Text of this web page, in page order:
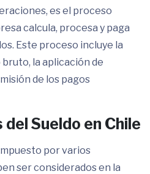
es el proceso
calcula, procesa y paga
Este proceso incluye la
la aplicación de
de los pagos
Sueldo en Chile
por varios
ser considerados en la